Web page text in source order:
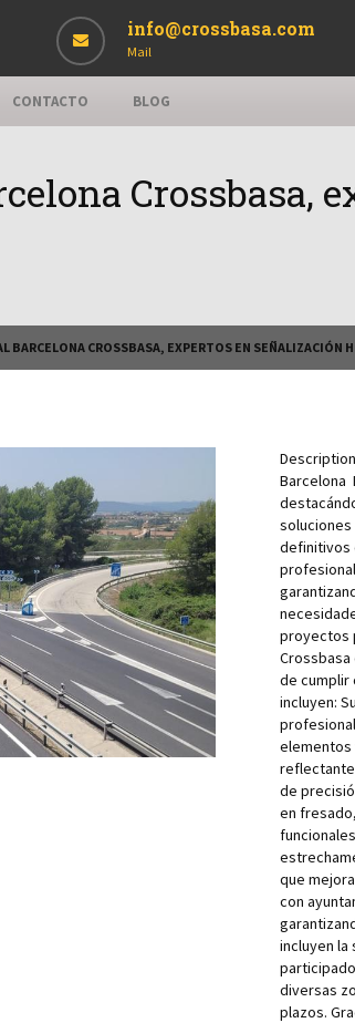
info@crossbasa.com
Mail
CONTACTO BLOG
Crossbasa,
BARCELONA CROSSBASA, EXPERTOS EN SEÑALIZACIÓN
Barcelona
definitivos
proyectos
de cumplir
incluyen:
elementos
de
en
que
con
incluyen la
diversas
plazos.